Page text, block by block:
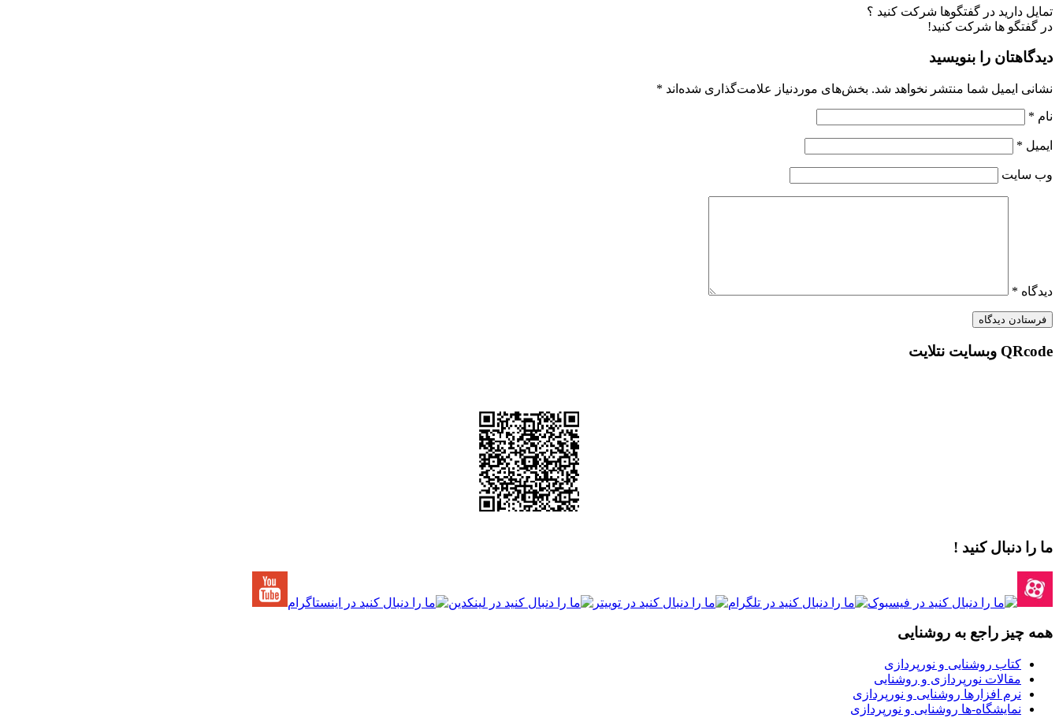
تمایل دارید در گفتگوها شرکت کنید ؟
در گفتگو ها شرکت کنید!
دیدگاهتان را بنویسید
نشانی ایمیل شما منتشر نخواهد شد. بخش‌های موردنیاز علامت‌گذاری شده‌اند *
نام *
ایمیل *
وب‌ سایت
دیدگاه *
QRcode وبسایت نتلایت
ما را دنبال کنید !
همه چیز راجع به روشنایی
کتاب روشنایی و نورپردازی
مقالات نورپردازی و روشنایی
نرم افزارها روشنایی و نورپردازی
نمایشگاه-ها روشنایی و نورپردازی